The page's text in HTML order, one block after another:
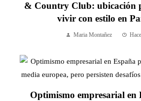
& Country Club: ubicación
vivir con estilo en
Maria Montañez
Optimismo empresarial en